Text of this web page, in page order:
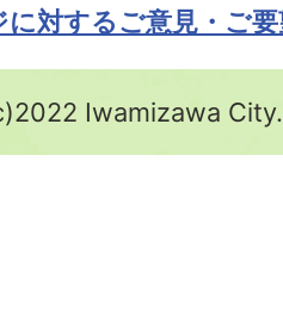
対するご意見・ご
Iwamizawa